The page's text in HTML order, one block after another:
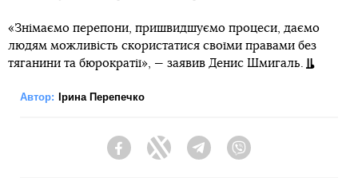
«Знімаємо перепони, пришвидшуємо процеси, даємо
людям можливість скористатися своїми правами без
тяганини та бюрократії», — заявив Денис Шмигаль.
Автор: Ірина Перепечко
FacebookTwitter Telegram